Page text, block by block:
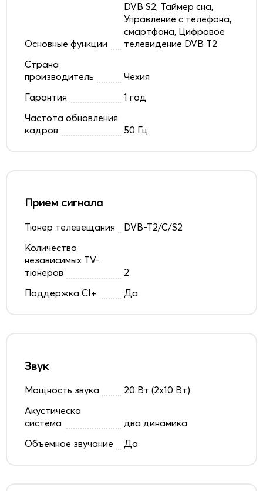
Основные функции
DVB S2, Таймер сна,
Управление с телефона,
смартфона, Цифровое
телевидение DVB T2
Страна
производитель
Чехия
Гарантия
1 год
Частота обновления
кадров
50 Гц
Прием сигнала
Тюнер телевещания
DVB-T2/C/S2
Количество
независимых TV-
тюнеров
2
Поддержка CI+
Да
Звук
Мощность звука
20 Вт (2х10 Вт)
Акустическа
система
два динамика
Объемное звучание
Да